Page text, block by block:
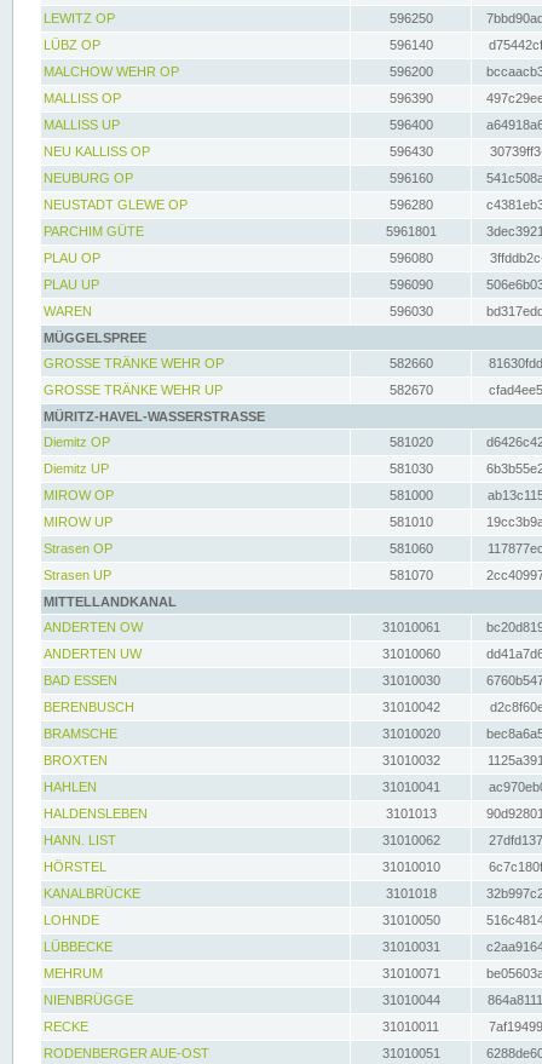
LEWITZ OP
596250
LÜBZ OP
596140
MALCHOW WEHR OP
596200
MALLISS OP
596390
MALLISS UP
596400
NEU KALLISS OP
596430
NEUBURG OP
596160
NEUSTADT GLEWE OP
596280
PARCHIM GÜTE
5961801
PLAU OP
596080
PLAU UP
596090
WAREN
596030
MÜGGELSPREE
GROSSE TRÄNKE WEHR OP
582660
GROSSE TRÄNKE WEHR UP
582670
MÜRITZ-HAVEL-WASSERSTRASSE
Diemitz OP
581020
Diemitz UP
581030
MIROW OP
581000
MIROW UP
581010
Strasen OP
581060
Strasen UP
581070
MITTELLANDKANAL
ANDERTEN OW
31010061
ANDERTEN UW
31010060
BAD ESSEN
31010030
BERENBUSCH
31010042
BRAMSCHE
31010020
BROXTEN
31010032
HAHLEN
31010041
HALDENSLEBEN
3101013
HANN. LIST
31010062
HÖRSTEL
31010010
KANALBRÜCKE
3101018
LOHNDE
31010050
LÜBBECKE
31010031
MEHRUM
31010071
NIENBRÜGGE
31010044
RECKE
31010011
RODENBERGER AUE-OST
31010051